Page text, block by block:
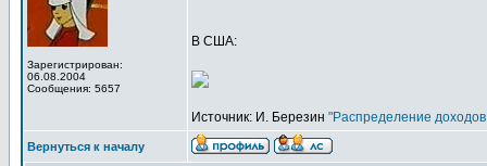
Зарегистрирован:
06.08.2004
Сообщения: 5657
В США:
Источник: И. Березин "Распределение
Вернуться к началу